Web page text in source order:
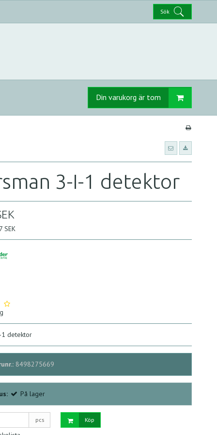
Sök
Din varukorg är tom
3-I-1 detektor
SEK
1 detektor
8498275669
På lager
pcs Köp